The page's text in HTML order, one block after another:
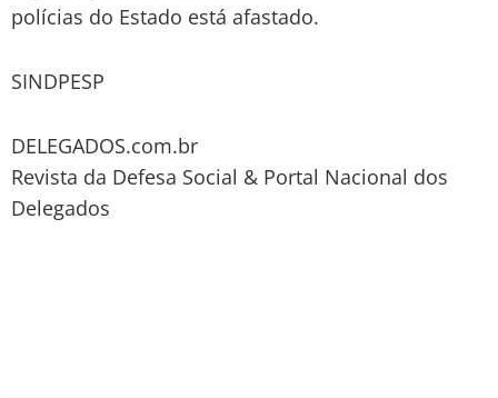
polícias do Estado está afastado.
SINDPESP
DELEGADOS.com.br
Revista da Defesa Social & Portal Nacional dos
Delegados